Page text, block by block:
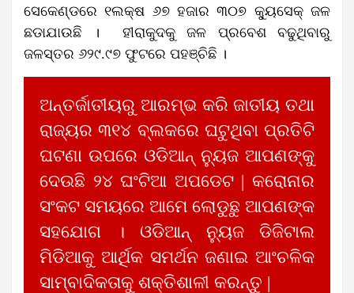
ସେକେଣ୍ଡରେ ୧ଲକ୍ଷ ୬୭ ହଜାର ୩୦୭ କ୍ୟୁସେକ୍‌ଜଳ
ଛଡାଯାଉଛି ।
ହୀରାକୁଦକୁ ଜଳ ପ୍ରବେଶ ବଢୁଥିବାରୁ
ଜଳସ୍ତର ୬୨୯.୯୭ ଫୁଟରେ ପହଞ୍ଚିଛି ।
ଅନ୍ତର୍ଜାତୀୟରୁ ଆରମ୍ଭ କରି ଜାତୀୟ ତଥା
ରାଜ୍ୟର ୩୧୪ ବ୍ଲକରେ ଘଟୁଥିବା ପ୍ରତିଟି
ଘଟଣା ଉପରେ ଓଡିଆନ୍ ନ୍ୟୁଜ ଆପଣଙ୍କୁ
ଦେଉଛି ୨୪ ଘଂଟିଆ ଅପଡେଟ | କରୋନାର
ସଂକଟ ସମୟରେ ଆମେ ଲୋଡୁଛୁ ଆପଣଙ୍କ
ସହଯୋଗ । ଓଡିଆନ୍ ନ୍ୟୁଜ ଡିଜିଟାଲ
ମିଡିଆକୁ ଆର୍ଥିକ ସମର୍ଥନ ଜଣାଇ ଆଂଚଳିକ
ସାମ୍ବାଦିକତାକୁ ଶକ୍ତିଶାଳୀ କରନ୍ତୁ |